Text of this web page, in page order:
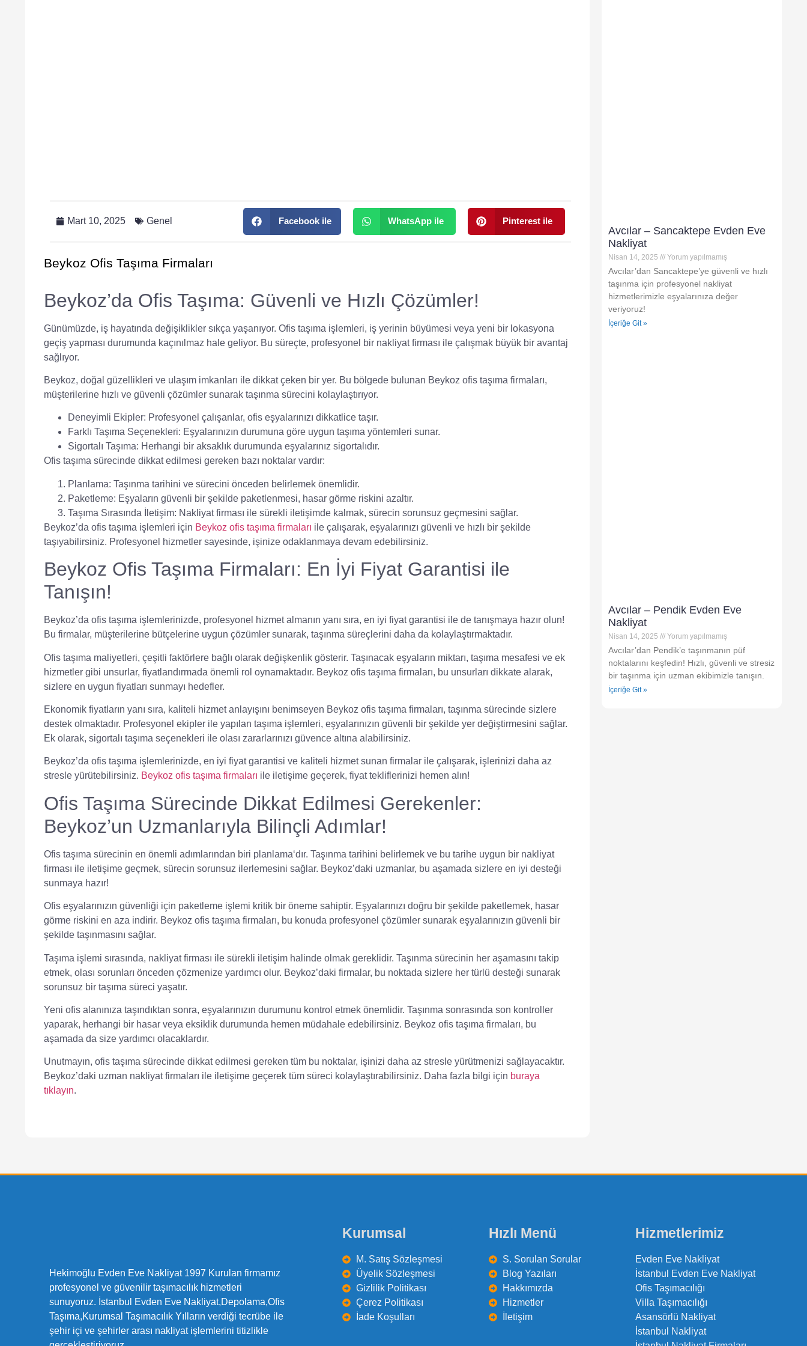
Mart 10, 2025 Genel Facebook ile WhatsApp ile Pinterest ile
Beykoz Ofis Taşıma Firmaları
Beykoz’da Ofis Taşıma: Güvenli ve Hızlı Çözümler!
Günümüzde, iş hayatında değişiklikler sıkça yaşanıyor. Ofis taşıma işlemleri, iş yerinin büyümesi veya yeni bir lokasyona
geçiş yapması durumunda kaçınılmaz hale geliyor. Bu süreçte, profesyonel bir nakliyat firması ile çalışmak büyük bir avantaj
sağlıyor.
Beykoz, doğal güzellikleri ve ulaşım imkanları ile dikkat çeken bir yer. Bu bölgede bulunan Beykoz ofis taşıma firmaları,
müşterilerine hızlı ve güvenli çözümler sunarak taşınma sürecini kolaylaştırıyor.
Deneyimli Ekipler: Profesyonel çalışanlar, ofis eşyalarınızı dikkatlice taşır.
Farklı Taşıma Seçenekleri: Eşyalarınızın durumuna göre uygun taşıma yöntemleri sunar.
Sigortalı Taşıma: Herhangi bir aksaklık durumunda eşyalarınız sigortalıdır.
Ofis taşıma sürecinde dikkat edilmesi gereken bazı noktalar vardır:
Planlama: Taşınma tarihini ve sürecini önceden belirlemek önemlidir.
Paketleme: Eşyaların güvenli bir şekilde paketlenmesi, hasar görme riskini azaltır.
Taşıma Sırasında İletişim: Nakliyat firması ile sürekli iletişimde kalmak, sürecin sorunsuz geçmesini sağlar.
Beykoz’da ofis taşıma işlemleri için Beykoz ofis taşıma firmaları ile çalışarak, eşyalarınızı güvenli ve hızlı bir şekilde
taşıyabilirsiniz. Profesyonel hizmetler sayesinde, işinize odaklanmaya devam edebilirsiniz.
Beykoz Ofis Taşıma Firmaları: En İyi Fiyat Garantisi ile
Tanışın!
Beykoz’da ofis taşıma işlemlerinizde, profesyonel hizmet almanın yanı sıra, en iyi fiyat garantisi ile de tanışmaya hazır olun!
Bu firmalar, müşterilerine bütçelerine uygun çözümler sunarak, taşınma süreçlerini daha da kolaylaştırmaktadır.
Ofis taşıma maliyetleri, çeşitli faktörlere bağlı olarak değişkenlik gösterir. Taşınacak eşyaların miktarı, taşıma mesafesi ve ek
hizmetler gibi unsurlar, fiyatlandırmada önemli rol oynamaktadır. Beykoz ofis taşıma firmaları, bu unsurları dikkate alarak,
sizlere en uygun fiyatları sunmayı hedefler.
Ekonomik fiyatların yanı sıra, kaliteli hizmet anlayışını benimseyen Beykoz ofis taşıma firmaları, taşınma sürecinde sizlere
destek olmaktadır. Profesyonel ekipler ile yapılan taşıma işlemleri, eşyalarınızın güvenli bir şekilde yer değiştirmesini sağlar.
Ek olarak, sigortalı taşıma seçenekleri ile olası zararlarınızı güvence altına alabilirsiniz.
Beykoz’da ofis taşıma işlemlerinizde, en iyi fiyat garantisi ve kaliteli hizmet sunan firmalar ile çalışarak, işlerinizi daha az
stresle yürütebilirsiniz. Beykoz ofis taşıma firmaları ile iletişime geçerek, fiyat tekliflerinizi hemen alın!
Ofis Taşıma Sürecinde Dikkat Edilmesi Gerekenler:
Beykoz’un Uzmanlarıyla Bilinçli Adımlar!
Ofis taşıma sürecinin en önemli adımlarından biri planlama‘dır. Taşınma tarihini belirlemek ve bu tarihe uygun bir nakliyat
firması ile iletişime geçmek, sürecin sorunsuz ilerlemesini sağlar. Beykoz’daki uzmanlar, bu aşamada sizlere en iyi desteği
sunmaya hazır!
Ofis eşyalarınızın güvenliği için paketleme işlemi kritik bir öneme sahiptir. Eşyalarınızı doğru bir şekilde paketlemek, hasar
görme riskini en aza indirir. Beykoz ofis taşıma firmaları, bu konuda profesyonel çözümler sunarak eşyalarınızın güvenli bir
şekilde taşınmasını sağlar.
Taşıma işlemi sırasında, nakliyat firması ile sürekli iletişim halinde olmak gereklidir. Taşınma sürecinin her aşamasını takip
etmek, olası sorunları önceden çözmenize yardımcı olur. Beykoz’daki firmalar, bu noktada sizlere her türlü desteği sunarak
sorunsuz bir taşıma süreci yaşatır.
Yeni ofis alanınıza taşındıktan sonra, eşyalarınızın durumunu kontrol etmek önemlidir. Taşınma sonrasında son kontroller
yaparak, herhangi bir hasar veya eksiklik durumunda hemen müdahale edebilirsiniz. Beykoz ofis taşıma firmaları, bu
aşamada da size yardımcı olacaklardır.
Unutmayın, ofis taşıma sürecinde dikkat edilmesi gereken tüm bu noktalar, işinizi daha az stresle yürütmenizi sağlayacaktır.
Beykoz’daki uzman nakliyat firmaları ile iletişime geçerek tüm süreci kolaylaştırabilirsiniz. Daha fazla bilgi için buraya
tıklayın.
Avcılar – Sancaktepe Evden Eve
Nakliyat
Nisan 14, 2025 Yorum yapılmamış
Avcılar’dan Sancaktepe’ye güvenli ve hızlı
taşınma için profesyonel nakliyat
hizmetlerimizle eşyalarınıza değer
veriyoruz!
İçeriğe Git »
Avcılar – Pendik Evden Eve
Nakliyat
Nisan 14, 2025 Yorum yapılmamış
Avcılar’dan Pendik’e taşınmanın püf
noktalarını keşfedin! Hızlı, güvenli ve stresiz
bir taşınma için uzman ekibimizle tanışın.
İçeriğe Git »
Hekimoğlu Evden Eve Nakliyat 1997 Kurulan firmamız
profesyonel ve güvenilir taşımacılık hizmetleri
sunuyoruz. İstanbul Evden Eve Nakliyat,Depolama,Ofis
Taşıma,Kurumsal Taşımacılık Yılların verdiği tecrübe ile
şehir içi ve şehirler arası nakliyat işlemlerini titizlikle
Kurumsal
M. Satış Sözleşmesi
Üyelik Sözleşmesi
Gizlilik Politikası
Çerez Politikası
İade Koşulları
Hızlı Menü
S. Sorulan Sorular
Blog Yazıları
Hakkımızda
Hizmetler
İletişim
Hizmetlerimiz
Evden Eve Nakliyat
İstanbul Evden Eve Nakliyat
Ofis Taşımacılığı
Villa Taşımacılığı
Asansörlü Nakliyat
İstanbul Nakliyat